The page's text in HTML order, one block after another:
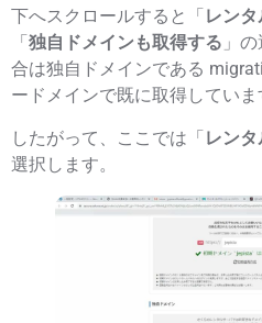
下へスクロールすると「 レン
「 独自ドメインも取得する 」
合は独自ドメインである
ードメインで既に取得していま
したがって、ここでは「レン
選択します。